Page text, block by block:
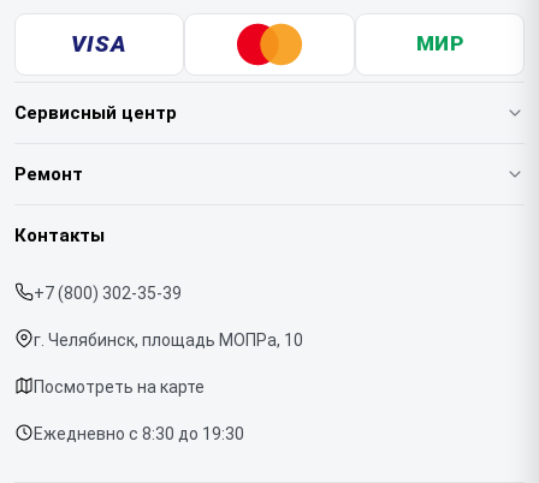
VISA МИР
Сервисный центр
О нашем сервисе
Срочный ремонт
Доставка и способы оплаты
Диагностика
Контакты
Ремонт
Кофемашин
Контакты
+7 (800) 302-35-39
г. Челябинск, площадь МОПРа, 10
Посмотреть на карте
Ежедневно с 8:30 до 19:30